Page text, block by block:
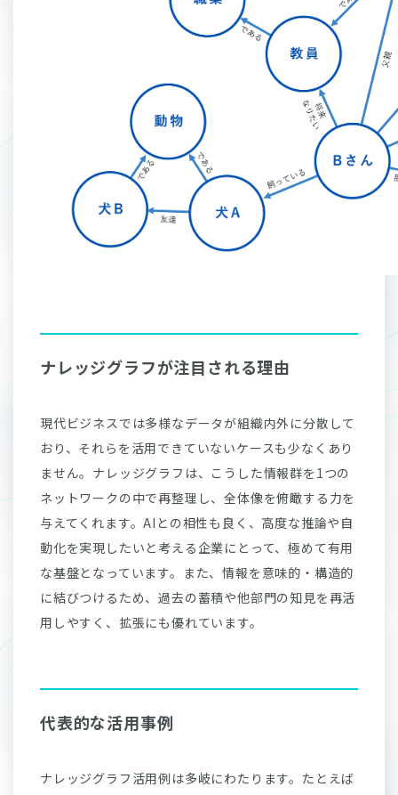
ナレッジグラフが注目される理由
現代ビジネスでは多様なデータが組織内外に分散して
おり、それらを活用できていないケースも少なくあり
ません。ナレッジグラフは、こうした情報群を1つの
ネットワークの中で再整理し、全体像を俯瞰する力を
与えてくれます。AIとの相性も良く、高度な推論や自
動化を実現したいと考える企業にとって、極めて有用
な基盤となっています。また、情報を意味的・構造的
に結びつけるため、過去の蓄積や他部門の知見を再活
用しやすく、拡張にも優れています。
代表的な活用事例
ナレッジグラフ活用例は多岐にわたります。たとえば